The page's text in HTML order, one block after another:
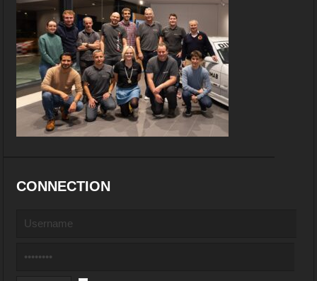
CONNECTION